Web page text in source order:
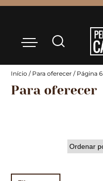
Início / Para oferecer / Página 6
Para oferecer